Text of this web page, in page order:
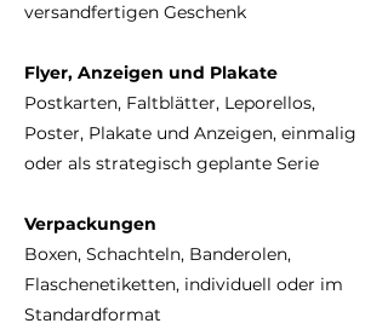
versandfertigen Geschenk
Flyer, Anzeigen und Plakate
Postkarten, Faltblätter, Leporellos,
Poster, Plakate und Anzeigen, einmalig
oder als strategisch geplante Serie
Verpackungen
Boxen, Schachteln, Banderolen,
Flaschenetiketten, individuell oder im
Standardformat